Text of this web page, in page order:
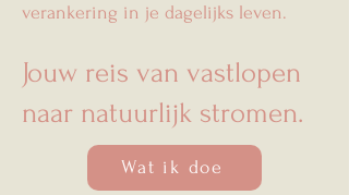
verankering in je dagelijks leven.
Jouw reis van vastlopen
naar natuurlijk stromen.
Wat ik doe